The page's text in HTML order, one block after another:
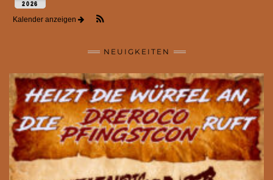
2026
Kalender anzeigen
NEUIGKEITEN